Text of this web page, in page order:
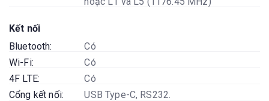
Kết nối
Bluetooth:
Có
Wi-Fi:
Có
4F LTE:
Có
Cổng kết nối:
USB Type-C, RS232.